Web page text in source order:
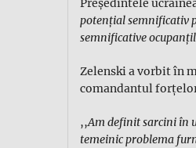
potenţial semnificativ
semnificative
Zelenski a vorbit în
comandantul
,,Am definit sarcini în
temeinic problema